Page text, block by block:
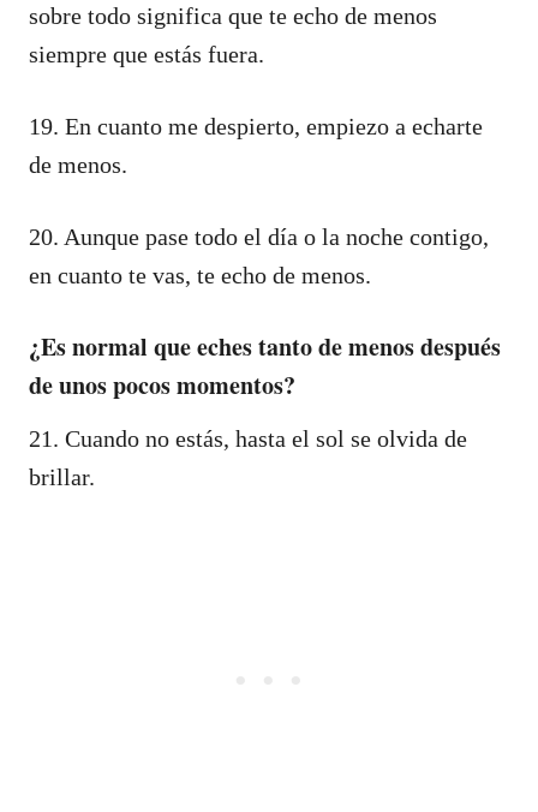
sobre todo significa que te echo de menos
siempre que estás fuera.
19. En cuanto me despierto, empiezo a echarte
de menos.
20. Aunque pase todo el día o la noche contigo,
en cuanto te vas, te echo de menos.
¿Es normal que eches tanto de menos después
de unos pocos momentos?
21. Cuando no estás, hasta el sol se olvida de
brillar.